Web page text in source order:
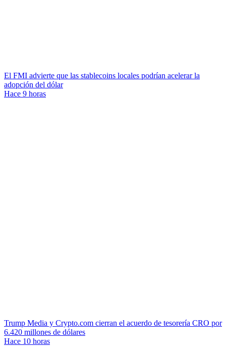
El FMI advierte que las stablecoins locales podrían acelerar la
adopción del dólar
Hace 9 horas
Trump Media y Crypto.com cierran el acuerdo de tesorería CRO por
6.420 millones de dólares
Hace 10 horas